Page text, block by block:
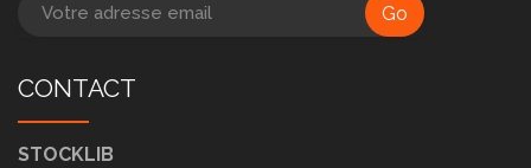
Go
CONTACT
STOCKLIB